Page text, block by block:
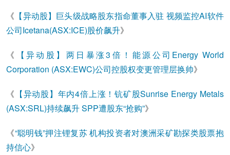
《 【异动股】巨头级战略股东指命董事入驻 视频监控AI软件
公司Icetana(ASX:ICE)股价飙升》
《
【异动股】两日暴涨3倍！能源公司Energy World
Corporation (ASX:EWC)公司控股权变更管理层换帅》
《 【异动股】年内4倍上涨！钪矿股Sunrise Energy Metals
(ASX:SRL)持续飙升 SPP遭股东“抢购”》
《“聪明钱”押注锂复苏 机构投资者对澳洲采矿勘探类股票抱
持信心》